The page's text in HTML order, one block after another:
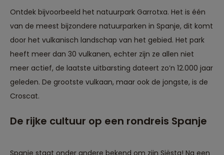
Ontdek bijvoorbeeld het natuurpark Garrotxa. Het is één
van de meest bijzondere natuurparken in Spanje, dit komt
door het vulkanisch landschap van het gebied. Het park
heeft meer dan 30 vulkanen, echter zijn ze allen niet
meer actief, de laatste uitbarsting dateert zo’n 12.000 jaar
geleden. De grootste vulkaan, maar ook de jongste, is de
Croscat.
De rijke cultuur op een rondreis Spanje